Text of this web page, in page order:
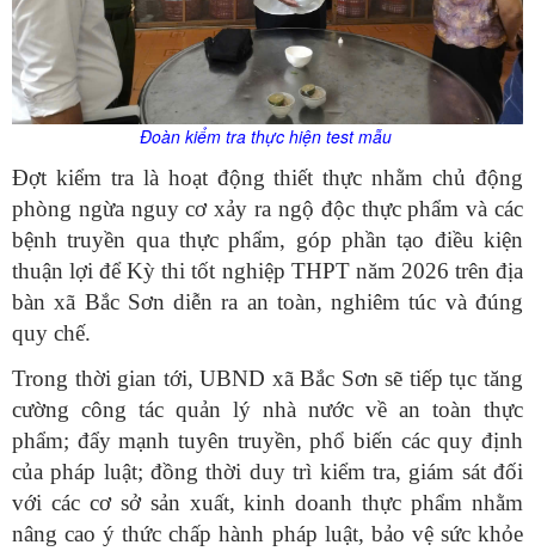
Đoàn kiểm tra thực hiện test mẫu
Đợt kiểm tra là hoạt động thiết thực nhằm chủ động
phòng ngừa nguy cơ xảy ra ngộ độc thực phẩm và các
bệnh truyền qua thực phẩm, góp phần tạo điều kiện
thuận lợi để Kỳ thi tốt nghiệp THPT năm 2026 trên địa
bàn xã Bắc Sơn diễn ra an toàn, nghiêm túc và đúng
quy chế.
Trong thời gian tới, UBND xã Bắc Sơn sẽ tiếp tục tăng
cường công tác quản lý nhà nước về an toàn thực
phẩm; đẩy mạnh tuyên truyền, phổ biến các quy định
của pháp luật; đồng thời duy trì kiểm tra, giám sát đối
với các cơ sở sản xuất, kinh doanh thực phẩm nhằm
nâng cao ý thức chấp hành pháp luật, bảo vệ sức khỏe